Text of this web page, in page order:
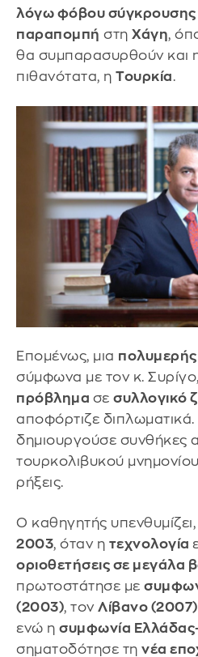
λόγω φόβου σύγκρουσης
παραπομπή στη Χάγη,
θα συμπαρασυρθούν και
πιθανότατα, η Τουρκία.
Επομένως, μια πολυμερής
σύμφωνα με τον κ.
πρόβλημα σε συλλογικό
αποφόρτιζε διπλωματικά.
δημιουργούσε συνθήκες
τουρκολιβυκού
ρήξεις.
Ο καθηγητής υπενθυμίζει,
2003, όταν η τεχνολογία
οριοθετήσεις σε μεγάλα
πρωτοστάτησε με
(2003), τον Λίβανο (2007)
ενώ η συμφωνία
σηματοδότησε τη νέα